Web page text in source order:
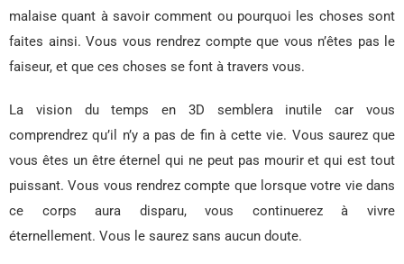
malaise quant à savoir comment ou pourquoi les choses sont
faites ainsi. Vous vous rendrez compte que vous n’êtes pas le
faiseur, et que ces choses se font à travers vous.
La vision du temps en 3D semblera inutile car vous
comprendrez qu’il n’y a pas de fin à cette vie. Vous saurez que
vous êtes un être éternel qui ne peut pas mourir et qui est tout
puissant. Vous vous rendrez compte que lorsque votre vie dans
ce corps aura disparu, vous continuerez à vivre
éternellement. Vous le saurez sans aucun doute.